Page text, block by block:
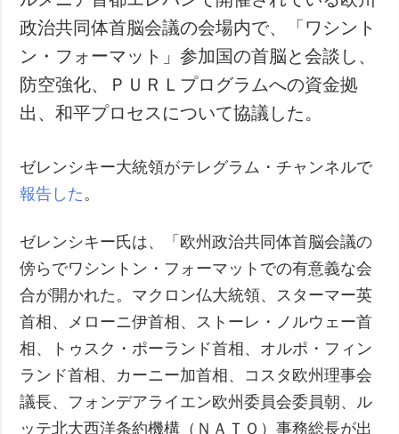
政治共同体首脳会議の会場内で、「ワシント
ン・フォーマット」参加国の首脳と会談し、
防空強化、ＰＵＲＬプログラムへの資金拠
出、和平プロセスについて協議した。
ゼレンシキー大統領がテレグラム・チャンネルで
報告した 。
ゼレンシキー氏は、「欧州政治共同体首脳会議の
傍らでワシントン・フォーマットでの有意義な会
合が開かれた。マクロン仏大統領、スターマー英
首相、メローニ伊首相、ストーレ・ノルウェー首
相、トゥスク・ポーランド首相、オルポ・フィン
ランド首相、カーニー加首相、コスタ欧州理事会
議長、フォンデアライエン欧州委員会委員朝、ル
ッテ北大西洋条約機構（ＮＡＴＯ）事務総長が出